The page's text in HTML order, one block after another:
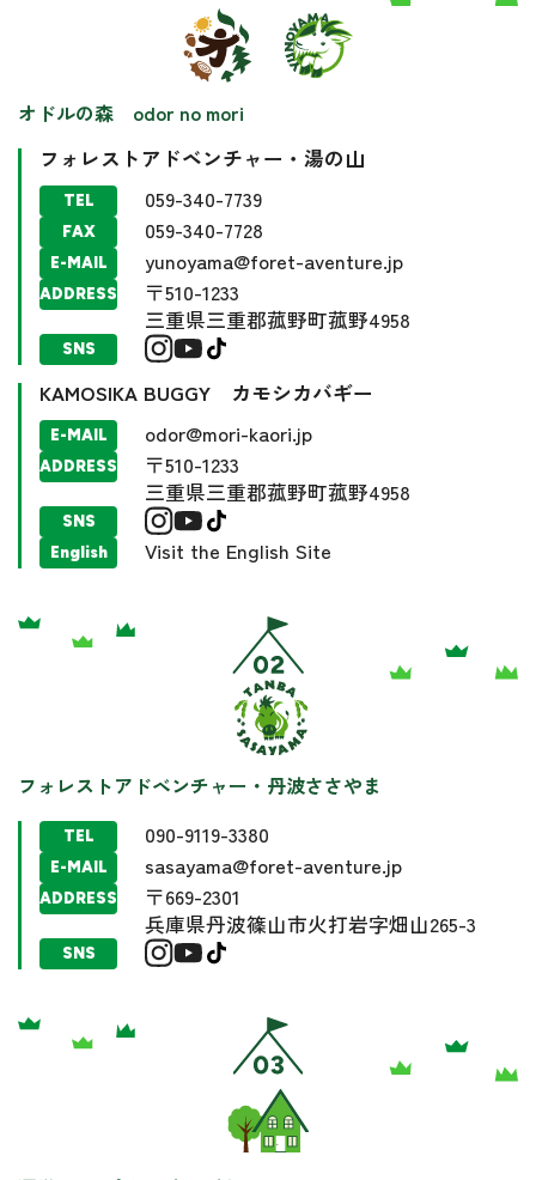
オドルの森 odor no mori
フォレストアドベンチャー・湯の山
TEL 059-340-7739
FAX 059-340-7728
E-MAIL yunoyama@foret-aventure.jp
ADDRESS
〒510-1233
三重県三重郡菰野町菰野4958
SNS
KAMOSIKA BUGGY カモシカバギー
E-MAIL odor@mori-kaori.jp
ADDRESS
〒510-1233
三重県三重郡菰野町菰野4958
SNS
English
Visit the English Site
フォレストアドベンチャー・丹波ささやま
TEL 090-9119-3380
E-MAIL sasayama@foret-aventure.jp
ADDRESS
〒669-2301
兵庫県丹波篠山市火打岩字畑山265-3
SNS